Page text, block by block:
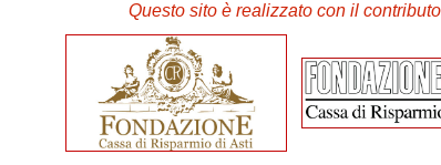
Questo sito è realizzato con il